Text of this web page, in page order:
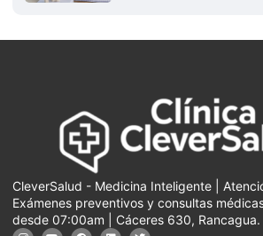
CleverSalud - Medicina Inteligente |
Exámenes preventivos y consultas
desde 07:00am | Cáceres 630, Rancagua.